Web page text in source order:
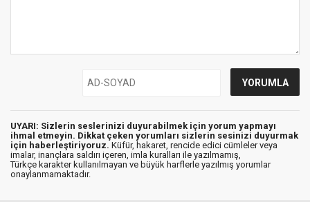
UYARI: Sizlerin seslerinizi duyurabilmek için yorum yapmayı
ihmal etmeyin. Dikkat çeken yorumları sizlerin sesinizi duyurmak
için haberleştiriyoruz. Küfür, hakaret, rencide edici cümleler veya
imalar, inançlara saldırı içeren, imla kuralları ile yazılmamış,
Türkçe karakter kullanılmayan ve büyük harflerle yazılmış yorumlar
onaylanmamaktadır.